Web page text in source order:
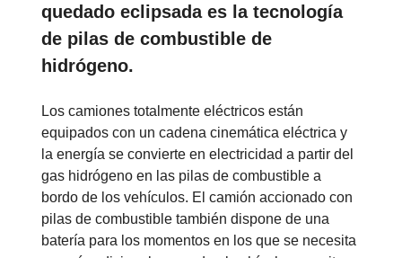
quedado eclipsada es la tecnología
de pilas de combustible de
hidrógeno.
Los camiones totalmente eléctricos están
equipados con un cadena cinemática eléctrica y
la energía se convierte en electricidad a partir del
gas hidrógeno en las pilas de combustible a
bordo de los vehículos. El camión accionado con
pilas de combustible también dispone de una
batería para los momentos en los que se necesita